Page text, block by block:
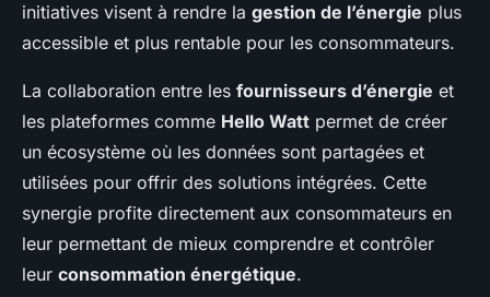
initiatives visent à rendre la gestion de l’énergie plus
accessible et plus rentable pour les consommateurs.
La collaboration entre les fournisseurs d’énergie et
les plateformes comme Hello Watt permet de créer
un écosystème où les données sont partagées et
utilisées pour offrir des solutions intégrées. Cette
synergie profite directement aux consommateurs en
leur permettant de mieux comprendre et contrôler
leur consommation énergétique.